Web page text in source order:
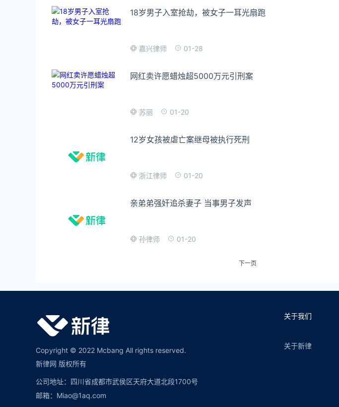
18岁男子入室抢劫，被女子一耳光扇跑
嘉兴律师 01-28
网红卖许愿蜡烛超5000万元引刑案
苏丽 01-20
12岁女孩被虐亡案继母被执行死刑
浙江律师 01-20
亲弟弟强奸追杀妻子 当事男子发声
孙律师 01-20
下一页
Copyright © 2022 Mcbang All rights reserved.
新律网 版权所有
公司地址：四川省成都市武侯区天府大道北段1700号
邮箱：Miao@1aq.com
关于我们
关于新律